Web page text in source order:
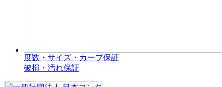
度数・サイズ・カーブ保証
破損・汚れ保証